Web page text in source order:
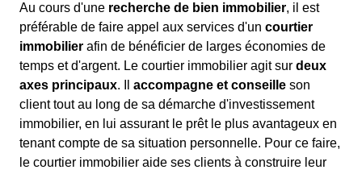
Au cours d'une recherche de bien immobilier, il est
préférable de faire appel aux services d'un courtier
immobilier afin de bénéficier de larges économies de
temps et d'argent. Le courtier immobilier agit sur deux
axes principaux. Il accompagne et conseille son
client tout au long de sa démarche d'investissement
immobilier, en lui assurant le prêt le plus avantageux en
tenant compte de sa situation personnelle. Pour ce faire,
le courtier immobilier aide ses clients à construire leur